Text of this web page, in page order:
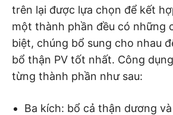
trên lại được lựa chọn để kết
một thành phần đều có những
biệt, chúng bổ sung cho nhau
bổ thận PV tốt nhất. Công
từng thành phần như sau:
Ba kích: bổ cả thận dương